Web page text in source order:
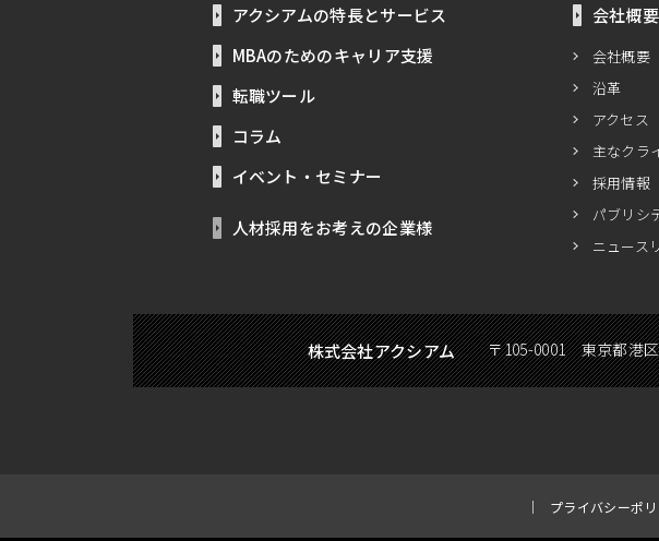
アクシアムの特長とサービス
MBAのためのキャリア支援
転職ツール
コラム
イベント・セミナー
人材採用をお考えの企業様
会社概要
会社概要
沿革
アクセス
主なクラ
採用情報
パブリシ
ニュース
株式会社アクシアム 〒105-0001 東京都港
プライバシーポ